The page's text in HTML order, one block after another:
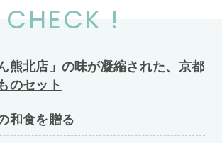
CHECK !
熊北店」の味が凝縮された、京都
のセット
和食を贈る